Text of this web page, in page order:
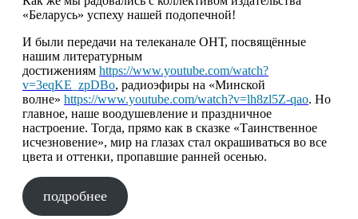
«Беларусь» успеху нашей подопечной!
И были передачи на телеканале ОНТ, посвящённые
нашим литературным
достижениям https://www.youtube.com/watch?
v=3eqKE_zpDBo, радиоэфиры на «Минской
волне» https://www.youtube.com/watch?v=lh8zl5Z-qao. Но
главное, наше воодушевление и праздничное
настроение. Тогда, прямо как в сказке «Таинственное
исчезновение», мир на глазах стал окрашиваться во все
цвета и оттенки, пропавшие ранней осенью.
подробнее